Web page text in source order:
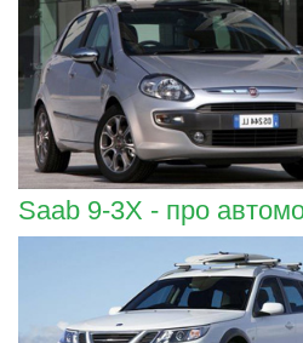
Saab 9-3X - про